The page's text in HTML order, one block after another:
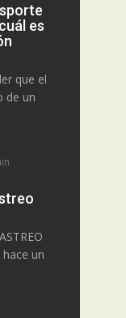
es
que el
de un
hace un